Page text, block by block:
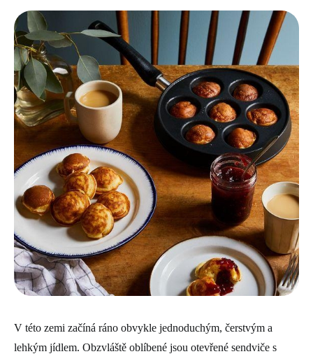
V této zemi začíná ráno obvykle jednoduchým, čerstvým a
lehkým jídlem. Obzvláště oblíbené jsou otevřené sendviče s